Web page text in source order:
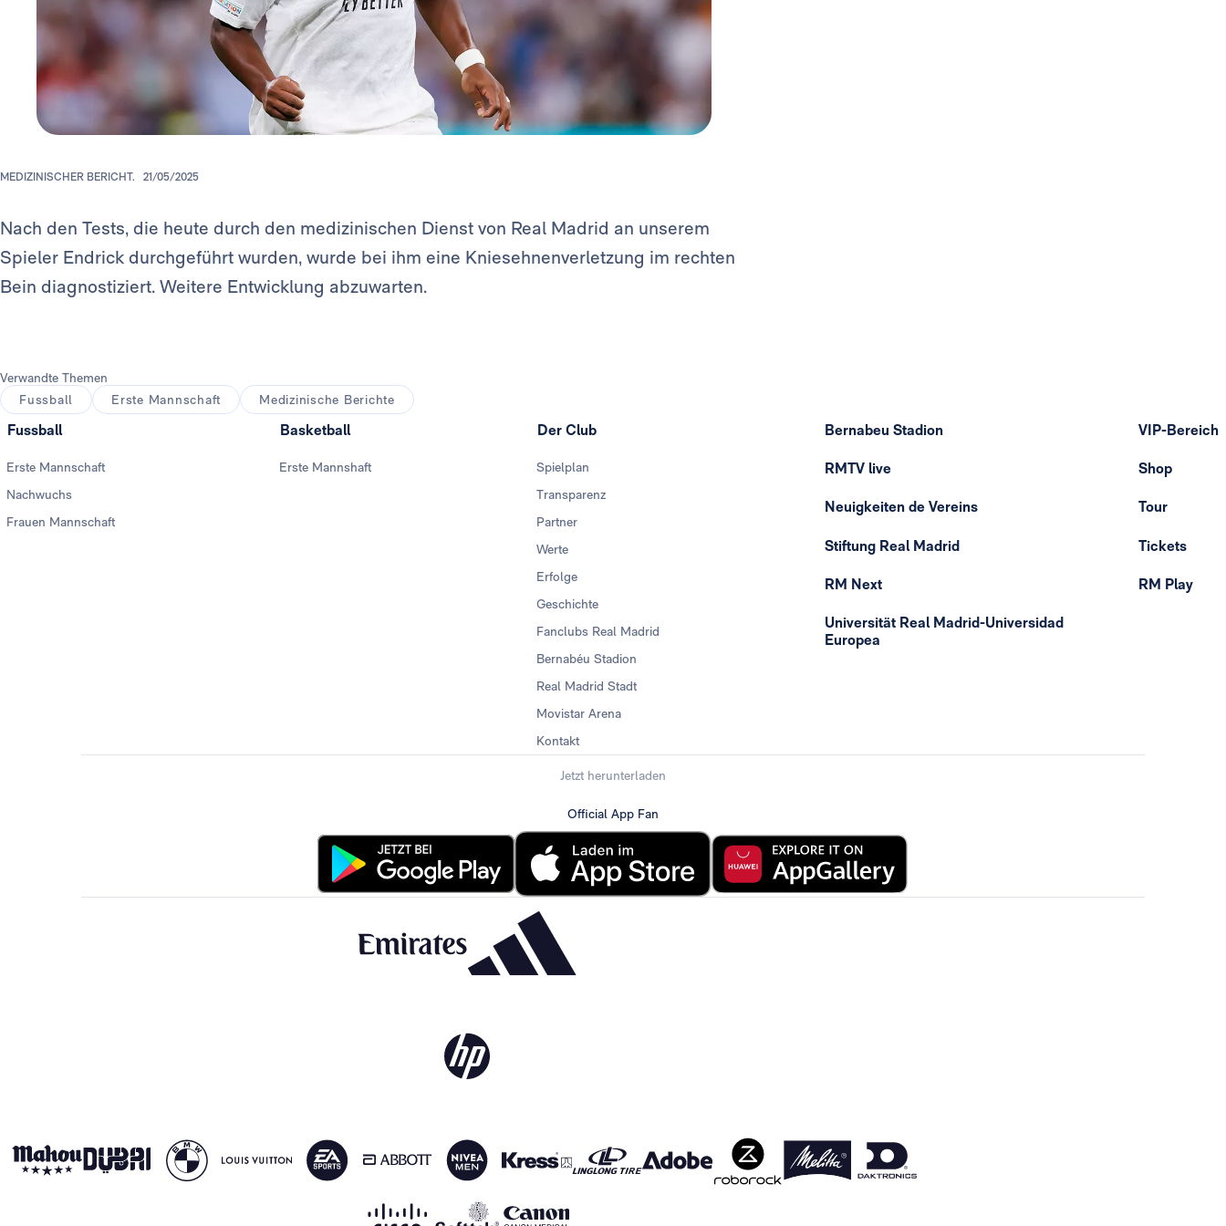
MEDIZINISCHER BERICHT. 21/05/2025
Nach den Tests, die heute durch den medizinischen Dienst von Real Madrid an unserem
Spieler Endrick durchgeführt wurden, wurde bei ihm eine Kniesehnenverletzung im rechten
Bein diagnostiziert. Weitere Entwicklung abzuwarten.
Verwandte Themen
Fussball
Erste Mannschaft Medizinische Berichte
Fussball
Erste Mannschaft
Nachwuchs
Frauen Mannschaft
Basketball
Erste Mannshaft
Der Club
Spielplan
Transparenz
Partner
Werte
Erfolge
Geschichte
Fanclubs Real Madrid
Bernabéu Stadion
Real Madrid Stadt
Movistar Arena
Kontakt
Bernabeu Stadion
RMTV live
Neuigkeiten de Vereins
Stiftung Real Madrid
RM Next
Universität Real Madrid-Universidad
Europea
VIP-Bereich
Shop
Tour
Tickets
RM Play
Jetzt herunterladen
Official App Fan